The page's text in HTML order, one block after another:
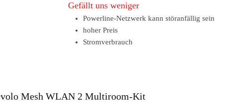
Gefällt uns weniger
Powerline-Netzwerk kann störanfällig sein
hoher Preis
Stromverbrauch
Mesh WLAN 2 Multiroom-Kit